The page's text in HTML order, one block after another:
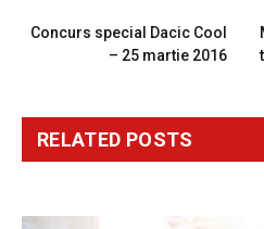
Concurs special Dacic Cool
– 25 martie 2016
RELATED POSTS